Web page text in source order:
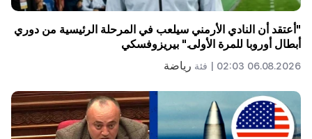
"أعتقد أن النادي الأرمني سيلعب في المرحلة الرئيسية من دوري
أبطال أوروبا للمرة الأولى." بيريزوفسكي
06.08.2026 02:03 | فئة رياضة